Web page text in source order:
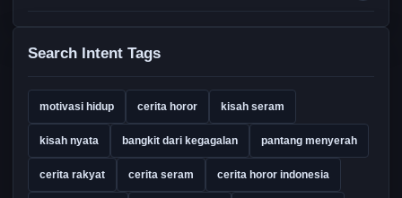
Search Intent Tags
motivasi hidup cerita horor kisah seram
kisah nyata bangkit dari kegagalan pantang menyerah
cerita rakyat cerita seram cerita horor indonesia